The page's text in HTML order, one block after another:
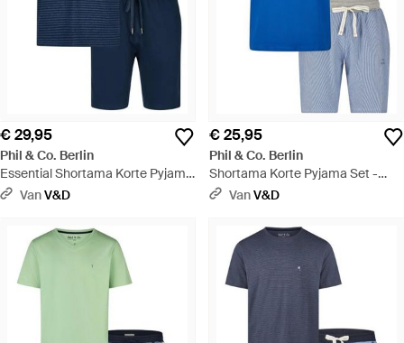
€ 29,95
Phil & Co. Berlin
Essential Shortama Korte Pyjama
Set /Gestreept - Blauw
VanV&D
€ 25,95
Phil & Co. Berlin
Shortama Korte Pyjama Set -
Blauw
VanV&D